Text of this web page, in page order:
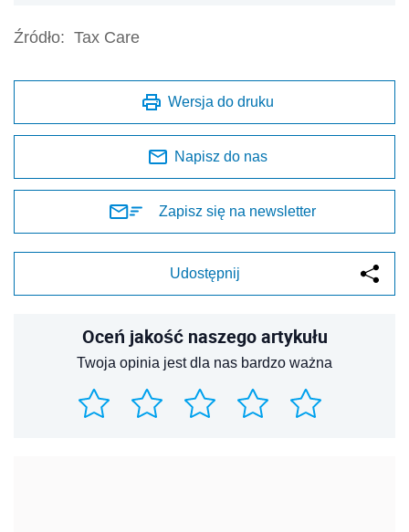
Źródło: Tax Care
Wersja do druku
Napisz do nas
Zapisz się na newsletter
Udostępnij
Oceń jakość naszego artykułu
Twoja opinia jest dla nas bardzo ważna